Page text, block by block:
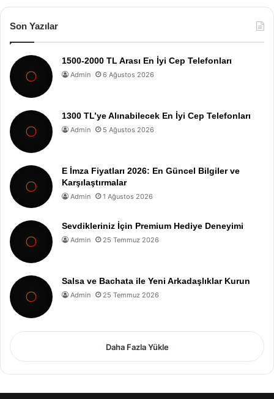
Son Yazılar
1500-2000 TL Arası En İyi Cep Telefonları
Admin 6 Ağustos 2026
1300 TL’ye Alınabilecek En İyi Cep Telefonları
Admin 5 Ağustos 2026
E İmza Fiyatları 2026: En Güncel Bilgiler ve
Karşılaştırmalar
Admin 1 Ağustos 2026
Sevdikleriniz İçin Premium Hediye Deneyimi
Admin 25 Temmuz 2026
Salsa ve Bachata ile Yeni Arkadaşlıklar Kurun
Admin 25 Temmuz 2026
Daha Fazla Yükle